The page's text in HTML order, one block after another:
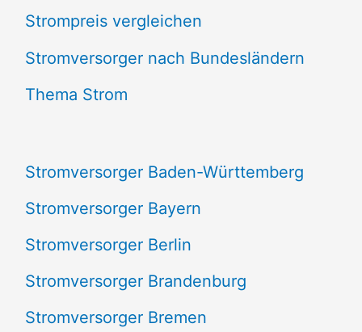
h
e
n
h
:
Strompreis vergleichen
Stromversorger nach Bundesländern
Thema Strom
Stromversorger Baden-Württemberg
Stromversorger Bayern
Stromversorger Berlin
Stromversorger Brandenburg
Stromversorger Bremen